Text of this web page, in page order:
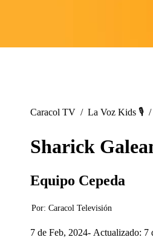
Caracol TV / La Voz Kids 🎙️ /
Sharick
Equipo Cepeda
Por: Caracol Televisión
7 de Feb, 2024 Actualizado: 7